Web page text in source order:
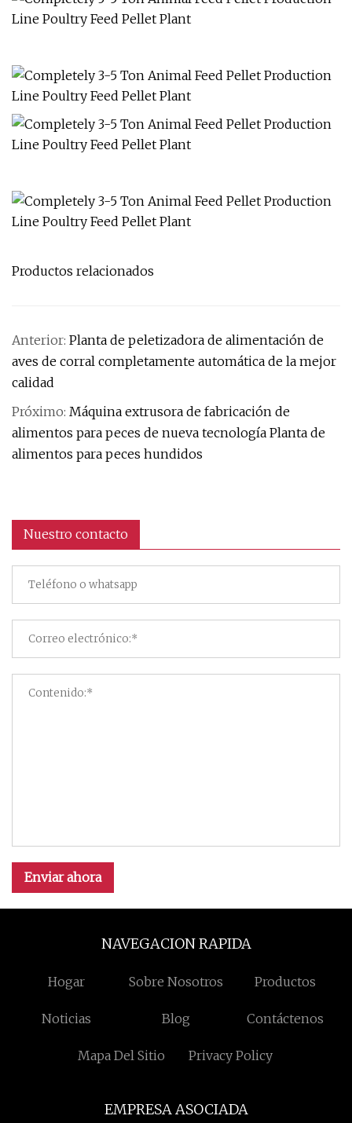
Productos relacionados
Anterior: Planta de peletizadora de alimentación de
aves de corral completamente automática de la mejor
calidad
Próximo: Máquina extrusora de fabricación de
alimentos para peces de nueva tecnología Planta de
alimentos para peces hundidos
Nuestro contacto
Enviar ahora
NAVEGACION RAPIDA
Hogar Sobre Nosotros Productos
Noticias Blog Contáctenos
Mapa Del Sitio Privacy Policy
EMPRESA ASOCIADA